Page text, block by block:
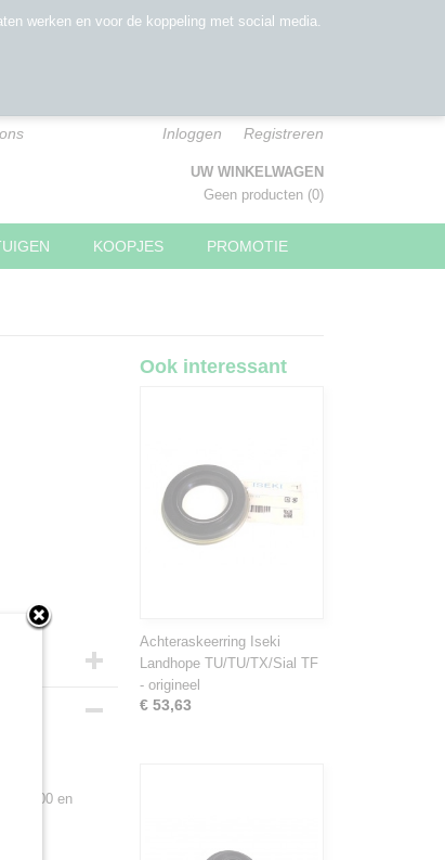
Inloggen Registreren
UW WINKELWAGEN
Geen producten (0)
KOOPJES PROMOTIE
en
Ook interessant
Achteraskeerring Iseki
Landhope TU/TU/TX/Sial TF
- origineel
€ 53,63
werken en voor de koppeling met social media.